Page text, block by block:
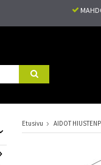
Etusivu AIDOT